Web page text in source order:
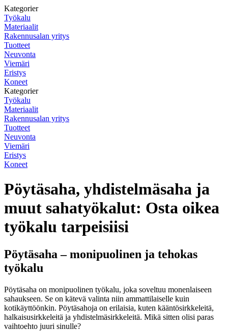
Kategorier
Työkalu
Materiaalit
Rakennusalan yritys
Tuotteet
Neuvonta
Viemäri
Eristys
Koneet
Kategorier
Työkalu
Materiaalit
Rakennusalan yritys
Tuotteet
Neuvonta
Viemäri
Eristys
Koneet
Pöytäsaha, yhdistelmäsaha ja
muut sahatyökalut: Osta oikea
työkalu tarpeisiisi
Pöytäsaha – monipuolinen ja tehokas
työkalu
Pöytäsaha on monipuolinen työkalu, joka soveltuu monenlaiseen
sahaukseen. Se on kätevä valinta niin ammattilaiselle kuin
kotikäyttöönkin. Pöytäsahoja on erilaisia, kuten kääntösirkkeleitä,
halkaisusirkkeleitä ja yhdistelmäsirkkeleitä. Mikä sitten olisi paras
vaihtoehto juuri sinulle?